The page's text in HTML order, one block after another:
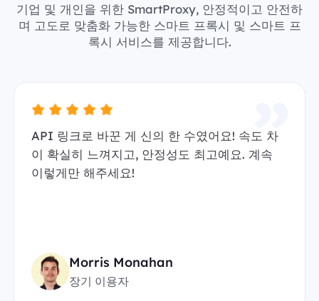
기업 및 개인을 위한 SmartProxy, 안정적이고 안전하
며 고도로 맞춤화 가능한 스마트 프록시 및 스마트 프
록시 서비스를 제공합니다.
API 링크로 바꾼 게 신의 한 수였어요! 속도 차
이 확실히 느껴지고, 안정성도 최고예요. 계속
이렇게만 해주세요!
Morris Monahan
장기 이용자